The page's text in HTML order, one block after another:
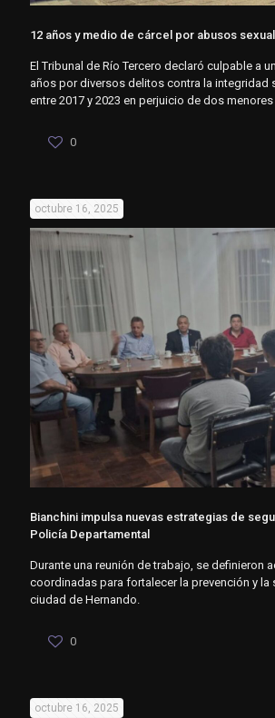
12 años y medio de cárcel por abusos
El Tribunal de Río Tercero declaró culpable a
años por diversos delitos contra la integridad
entre 2017 y 2023 en perjuicio de dos menores
0
octubre 16, 2025
Bianchini impulsa nuevas estrategias de
Policía Departamental
Durante una reunión de trabajo, se definieron
coordinadas para fortalecer la prevención y la
ciudad de Hernando.
0
octubre 16, 2025